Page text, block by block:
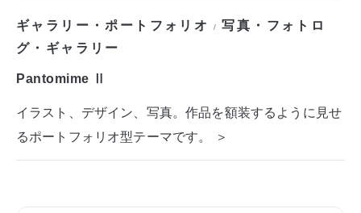
ギャラリー・ポートフォリオ /写真・フォトロ
グ・ギャラリー
Pantomime Ⅱ
イラスト、デザイン、写真。作品を額装するように見せ
るポートフォリオ型テーマです。 ＞